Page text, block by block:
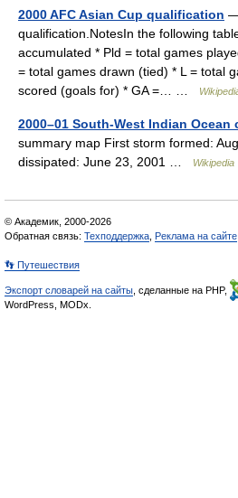
2000 AFC Asian Cup qualification —
qualification.NotesIn the following
accumulated * Pld = total games
= total games drawn (tied) * L = total
scored (goals for) * GA =… …
2000–01 South-West Indian Ocean
summary map First storm formed:
dissipated: June 23, 2001 …
Wikipedia
© Академик, 2000-2026
Обратная связь: Техподдержка Реклама на сайте
👣 Путешествия
Экспорт словарей на сайты , сделанные на PHP,
WordPress, MODx.